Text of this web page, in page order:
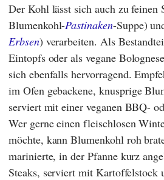
Der Kohl lässt sich auch zu feinen
Blumenkohl-Pastinaken-Suppe)
Erbsen) verarbeiten. Als
Eintopfs oder als vegane
sich ebenfalls hervorragend.
im Ofen gebackene, knusprige
serviert mit einer veganen BBQ-
Wer gerne einen fleischlosen
möchte, kann Blumenkohl roh
marinierte, in der Pfanne kurz
Steaks, serviert mit Kartoffelstock